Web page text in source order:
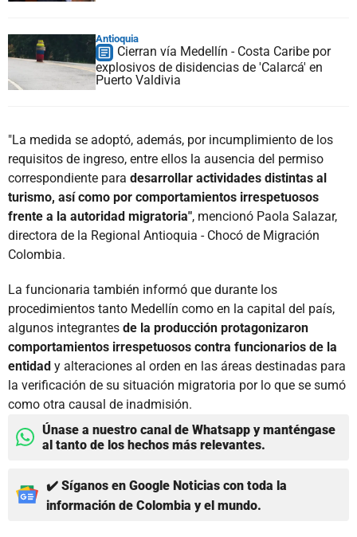
Antioquia
Cierran vía Medellín - Costa Caribe por
explosivos de disidencias de 'Calarcá' en
Puerto Valdivia
"La medida se adoptó, además, por incumplimiento de los
requisitos de ingreso, entre ellos la ausencia del permiso
correspondiente para desarrollar actividades distintas al
turismo, así como por comportamientos irrespetuosos
frente a la autoridad migratoria", mencionó Paola Salazar,
directora de la Regional Antioquia - Chocó de Migración
Colombia.
La funcionaria también informó que durante los
procedimientos tanto Medellín como en la capital del país,
algunos integrantes de la producción protagonizaron
comportamientos irrespetuosos contra funcionarios de la
entidad y alteraciones al orden en las áreas destinadas para
la verificación de su situación migratoria por lo que se sumó
como otra causal de inadmisión.
Únase a nuestro canal de Whatsapp y manténgase
al tanto de los hechos más relevantes.
✔️ Síganos en Google Noticias con toda la
información de Colombia y el mundo.